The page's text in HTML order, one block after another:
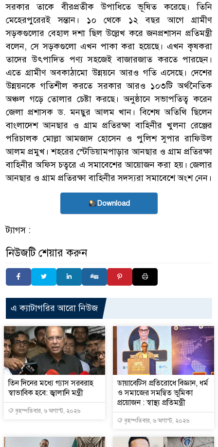
সরকার তাকে বীরপ্রতীক উপাধিতে ভূষিত করেছে। তিনি
মেহেরপুরেরই সন্তান। ১০ থেকে ১২ বছর আগে গ্রামীণ
সড়কগুলোর বেহাল দশা ছিল উল্লেখ করে জনপ্রশাসন প্রতিমন্ত্রী
বলেন, সে সড়কগুলো এখন পাকা করা হয়েছে। এখন কৃষকরা
তাদের উৎপাদিত পণ্য সহজেই বাজারজাত করতে পারছেন।
এতে গ্রামীণ অবকাঠামো উন্নয়নে আরও গতি এসেছে। দেশের
উন্নয়নকে গতিশীল করতে সরকার আরও ১০৩টি অর্থনৈতিক
অঞ্চল গড়ে তোলার চেষ্টা করছে। অনুষ্ঠানে সভাপতিত্ব করেন
জেলা প্রশাসক ড. মনছুর আলম খান। বিশেষ অতিথি ছিলেন
বাংলাদেশ আনছার ও গ্রাম প্রতিরক্ষা বাহিনীর খুলনা রেঞ্জের
পরিচালক মোল্লা আমজাদ হোসেন ও পুলিশ সুপার রাফিউল
আলম প্রমুখ। শহরের স্টেডিয়ামপাড়ার আনছার ও গ্রাম প্রতিরক্ষা
বাহিনীর অফিস চত্বরে এ সমাবেশের আয়োজন করা হয়। জেলার
আনছার ও গ্রাম প্রতিরক্ষা বাহিনীর সদস্যরা সমাবেশে অংশ নেন।
Download
ট্যাগস :
নিউজটি শেয়ার করুন
এ ক্যাটাগরির আরো নিউজ
তিন দিনের মধ্যে গ্যাস সরবরাহ
স্বাভাবিক হবে: জ্বালানি মন্ত্রী
বৃহস্পতিবার, ৬ অগাস্ট, ২০২৬
ডায়াবেটিস প্রতিরোধে বিজ্ঞান, ধর্ম
ও সমাজের সমন্বিত ভূমিকা
প্রয়োজন : স্বাস্থ্য প্রতিমন্ত্রী
বৃহস্পতিবার, ৬ অগাস্ট, ২০২৬